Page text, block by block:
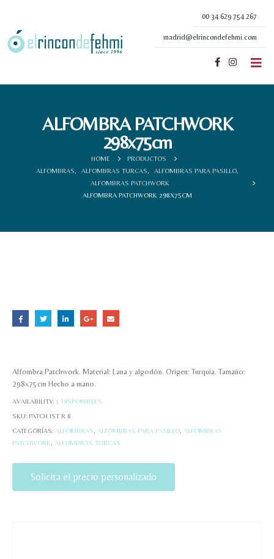
00 34 629 754 267
madrid@elrincondefehmi.com
ALFOMBRA PATCHWORK
298x75cm
HOME
PRODUCTOS
ALFOMBRAS
ALFOMBRAS TURCAS ALFOMBRAS PARA PASILLO,
ALFOMBRAS PATCHWORK
ALFOMBRA PATCHWORK 298X75CM
Alfombra Patchwork. Material: Lana y algodón. Origen: Turquía. Tamaño:
298x75cm Hecho a mano.
AVAILABILITY: 1 DISPONIBLES
SKU: PATCH IST R 8
CATEGORÍAS: ALFOMBRAS ALFOMBRAS PARA PASILLO ALFOMBRAS
PATCHWORK
ALFOMBRAS TURCAS
Solicita el precio personalizado